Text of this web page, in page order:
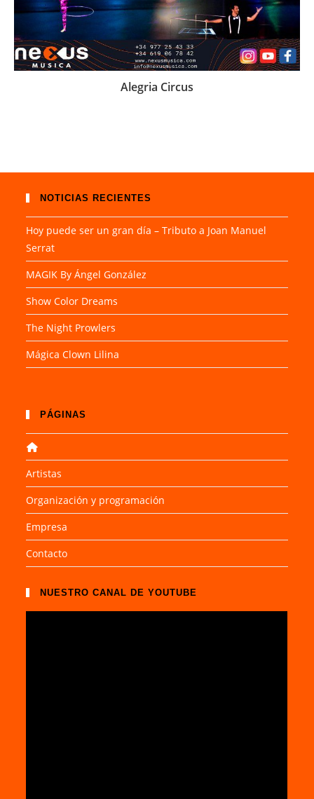
Alegria Circus
NOTICIAS RECIENTES
Hoy puede ser un gran día – Tributo a Joan Manuel
Serrat
MAGIK By Ángel González
Show Color Dreams
The Night Prowlers
Mágica Clown Lilina
PÁGINAS
Artistas
Organización y programación
Empresa
Contacto
NUESTRO CANAL DE YOUTUBE